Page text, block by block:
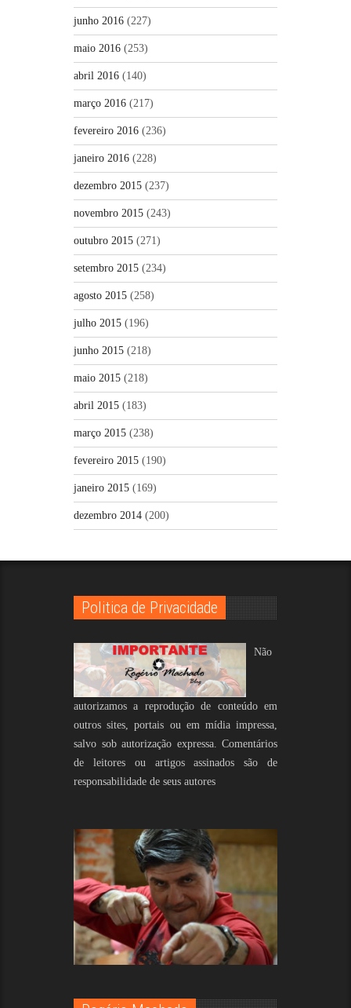
junho 2016 (227)
maio 2016 (253)
abril 2016 (140)
março 2016 (217)
fevereiro 2016 (236)
janeiro 2016 (228)
dezembro 2015 (237)
novembro 2015 (243)
outubro 2015 (271)
setembro 2015 (234)
agosto 2015 (258)
julho 2015 (196)
junho 2015 (218)
maio 2015 (218)
abril 2015 (183)
março 2015 (238)
fevereiro 2015 (190)
janeiro 2015 (169)
dezembro 2014 (200)
Politica de Privacidade
Não
autorizamos a reprodução de conteúdo em
outros sites, portais ou em mídia impressa,
salvo sob autorização expressa. Comentários
de leitores ou artigos assinados são de
responsabilidade de seus autores